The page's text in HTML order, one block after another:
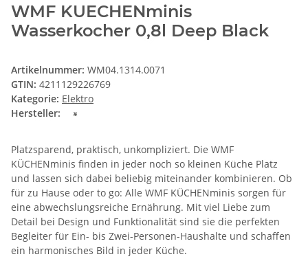
WMF KUECHENminis
Wasserkocher 0,8l Deep Black
Artikelnummer: WM04.1314.0071
GTIN: 4211129226769
Kategorie: Elektro
Hersteller:
Platzsparend, praktisch, unkompliziert. Die WMF
KÜCHENminis finden in jeder noch so kleinen Küche Platz
und lassen sich dabei beliebig miteinander kombinieren. Ob
für zu Hause oder to go: Alle WMF KÜCHENminis sorgen für
eine abwechslungsreiche Ernährung. Mit viel Liebe zum
Detail bei Design und Funktionalität sind sie die perfekten
Begleiter für Ein- bis Zwei-Personen-Haushalte und schaffen
ein harmonisches Bild in jeder Küche.